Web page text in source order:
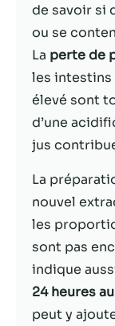
de savoir si
ou se
La perte de
les intestins
élevé sont
d’une
jus
La
nouvel
les
sont pas
indique
24 heures
peut y